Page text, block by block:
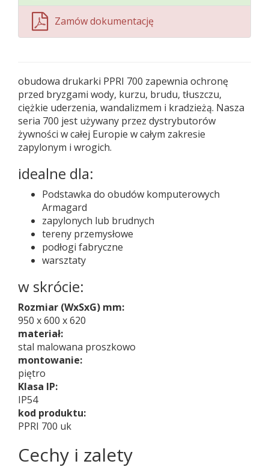
Zamów dokumentację
obudowa drukarki PPRI 700 zapewnia ochronę
przed bryzgami wody, kurzu, brudu, tłuszczu,
ciężkie uderzenia, wandalizmem i kradzieżą. Nasza
seria 700 jest używany przez dystrybutorów
żywności w całej Europie w całym zakresie
zapylonym i wrogich.
idealne dla:
Podstawka do obudów komputerowych
Armagard
zapylonych lub brudnych
tereny przemysłowe
podłogi fabryczne
warsztaty
w skrócie:
Rozmiar (WxSxG) mm:
950 x 600 x 620
materiał:
stal malowana proszkowo
montowanie:
piętro
Klasa IP:
IP54
kod produktu:
PPRI 700 uk
Cechy i zalety